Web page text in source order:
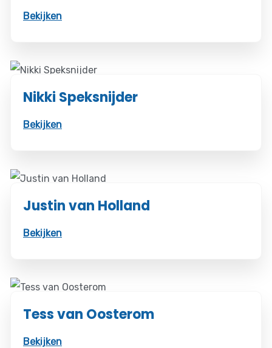
Bekijken
Nikki Speksnijder
Bekijken
Justin van Holland
Bekijken
Tess van Oosterom
Bekijken